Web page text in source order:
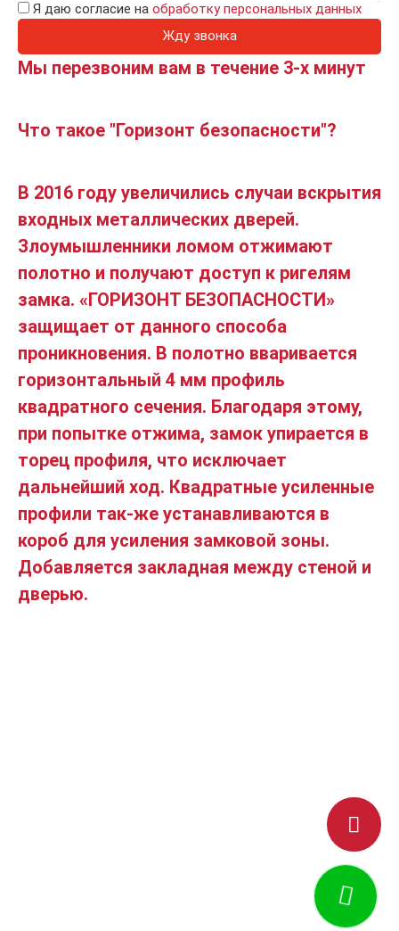
Я даю согласие на обработку персональных данных
Жду звонка
Мы перезвоним вам в течение 3-х минут
Что такое "Горизонт безопасности"?
В 2016 году увеличились случаи вскрытия
входных металлических дверей.
Злоумышленники ломом отжимают
полотно и получают доступ к ригелям
замка. «ГОРИЗОНТ БЕЗОПАСНОСТИ»
защищает от данного способа
проникновения. В полотно вваривается
горизонтальный 4 мм профиль
квадратного сечения. Благодаря этому,
при попытке отжима, замок упирается в
торец профиля, что исключает
дальнейший ход. Квадратные усиленные
профили так-же устанавливаются в
короб для усиления замковой зоны.
Добавляется закладная между стеной и
дверью.